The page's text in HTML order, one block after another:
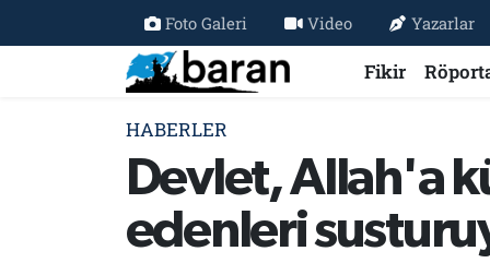
Foto Galeri Video Yazarlar
Fikir
HABERLER
Devlet, Allah'a
edenleri
Röportaj
Haberler
Özel Haber
Röportaj
Haberler
Özel Haber
Nöbetçi Eczaneler
Hava Durumu
Trafik Durumu
Süper Lig Puan Durumu ve Fikstür